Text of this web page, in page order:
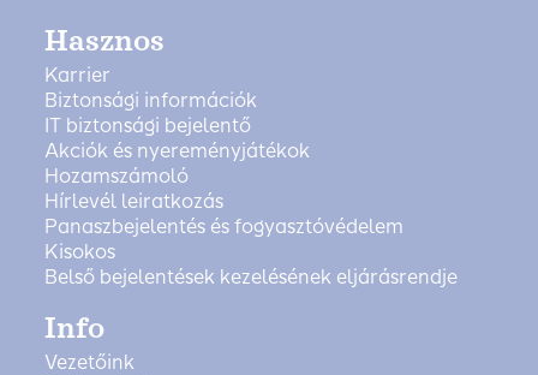
Hasznos
Karrier
Biztonsági információk
IT biztonsági bejelentő
Akciók és nyereményjátékok
Hozamszámoló
Hírlevél leiratkozás
Panaszbejelentés és fogyasztóvédelem
Kisokos
Belső bejelentések kezelésének eljárásrendje
Info
Vezetőink